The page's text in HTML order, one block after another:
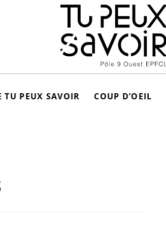
TU PEUX SAVOIR COUP D’OEIL